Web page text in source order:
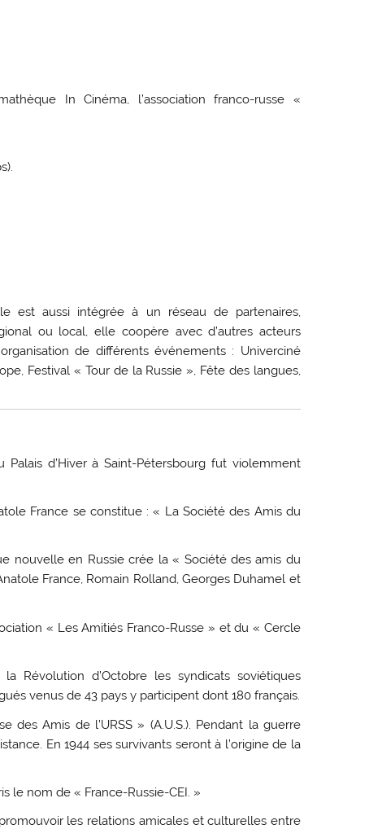
In Cinéma, l’association franco-russe «
est aussi intégrée à un réseau de partenaires,
ou local, elle coopère avec d’autres acteurs
de différents événements : Univerciné
Festival « Tour de la Russie », Fête des langues,
d’Hiver à Saint-Pétersbourg fut violemment
France se constitue : « La Société des Amis du
nouvelle en Russie crée la « Société des amis du
France, Romain Rolland, Georges Duhamel et
« Les Amitiés Franco-Russe » et du « Cercle
Révolution d’Octobre les syndicats soviétiques
venus de 43 pays y participent dont 180 français.
des Amis de l’URSS » (A.U.S.). Pendant la guerre
En 1944 ses survivants seront à l’origine de la
le nom de « France-Russie-CEI. »
les relations amicales et culturelles entre